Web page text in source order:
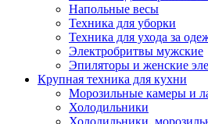
Напольные весы
Техника для уборки
Техника для ухода за
Электробритвы мужские
Эпиляторы и женские
Крупная техника для кухни
Морозильные камеры и
Холодильники
Холодильники,